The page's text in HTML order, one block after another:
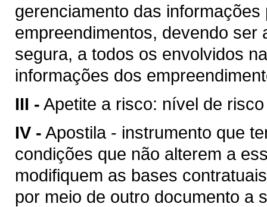
gerenciamento das
empreendimentos, devendo
segura, a todos os envolvidos
informações dos
III - Apetite a risco: nível de
IV - Apostila - instrumento que
condições que não alterem a
modifiquem as bases
por meio de outro documento a